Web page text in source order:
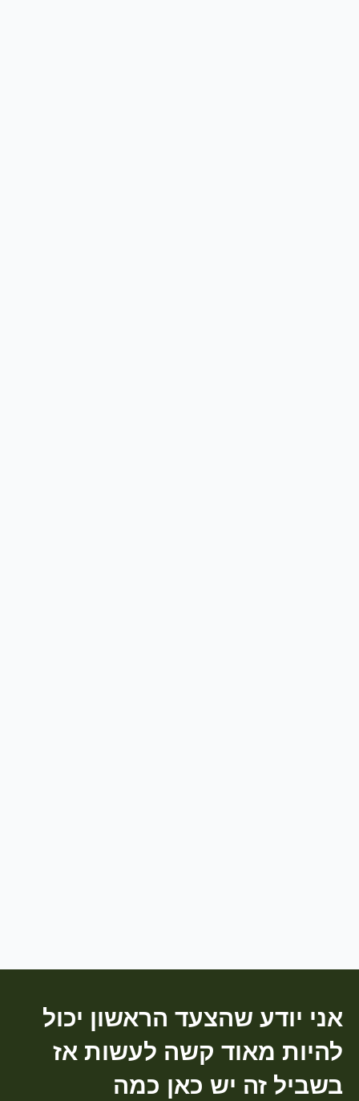
אני יודע שהצעד הראשון יכול
להיות מאוד קשה לעשות אז
בשביל זה יש כאן כמה